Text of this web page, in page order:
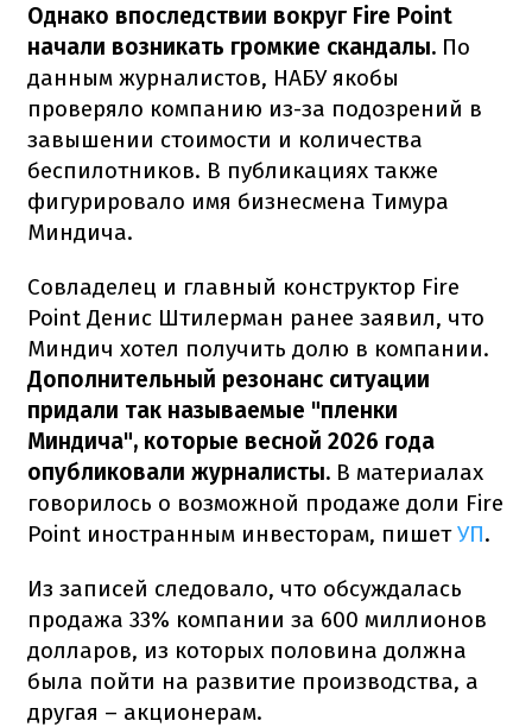
Однако впоследствии вокруг Fire Point
начали возникать громкие скандалы. По
данным журналистов, НАБУ якобы
проверяло компанию из-за подозрений в
завышении стоимости и количества
беспилотников. В публикациях также
фигурировало имя бизнесмена Тимура
Миндича.
Совладелец и главный конструктор Fire
Point Денис Штилерман ранее заявил, что
Миндич хотел получить долю в компании.
Дополнительный резонанс ситуации
придали так называемые "пленки
Миндича", которые весной 2026 года
опубликовали журналисты. В материалах
говорилось о возможной продаже доли Fire
Point иностранным инвесторам, пишетУП.
Из записей следовало, что обсуждалась
продажа 33% компании за 600 миллионов
долларов, из которых половина должна
была пойти на развитие производства, а
другая – акционерам.